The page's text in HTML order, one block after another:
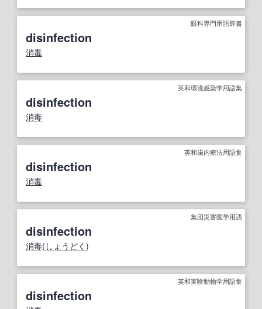
眼科専門用語辞書
disinfection
消毒
英和環境感染学用語集
disinfection
消毒
英和歯内療法用語集
disinfection
消毒
集団災害医学用語
disinfection
消毒( しょうどく )
英和実験動物学用語集
disinfection